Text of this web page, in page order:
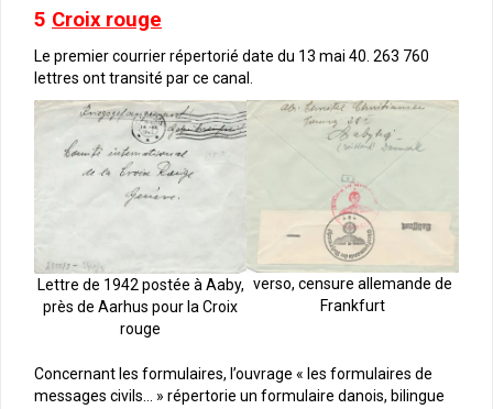
5 Croix rouge
Le premier courrier répertorié date du 13 mai 40. 263 760
lettres ont transité par ce canal.
Lettre de 1942 postée à Aaby,
près de Aarhus pour la Croix
rouge
verso, censure allemande de
Frankfurt
Concernant les formulaires, l’ouvrage « les formulaires de
messages civils… » répertorie un formulaire danois, bilingue